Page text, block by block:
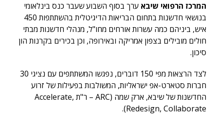
המרכז הרפואי שיבא ערך בסוף השבוע שעבר כנס בינלאומי
בנושאי חדשנות בתחום הבריאות הדיגיטלית בהשתתפות 450
איש, ביניהם כמה עשרות אורחים מחו"ל, מנהלי חדשנות מבתי
חולים מובילים בצפון אמריקה ובאירופה, וכן בכירים בקרנות הון
סיכון.
לצד הרצאות מפי 150 דוברים, נפגשו המשתתפים עם נציגי 30
חברות סטארט-אפ ישראליות, המשולבות בפעילות של זרוע
החדשנות של שיבא, ארק שמה (ARC – ר"ת Accelerate,
Redesign, Collaborate).